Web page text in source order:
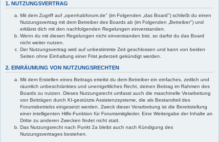
1. NUTZUNGSVERTRAG
Mit dem Zugriff auf „openhabforum.de" (im Folgenden „das Board") schließt du einen
Nutzungsvertrag mit dem Betreiber des Boards ab (im Folgenden „Betreiber") und
erklärst dich mit den nachfolgenden Regelungen einverstanden.
Wenn du mit diesen Regelungen nicht einverstanden bist, so darfst du das Board
nicht weiter nutzen.
Der Nutzungsvertrag wird auf unbestimmte Zeit geschlossen und kann von beiden
Seiten ohne Einhaltung einer Frist jederzeit gekündigt werden.
2. EINRÄUMUNG VON NUTZUNGSRECHTEN
Mit dem Erstellen eines Beitrags erteilst du dem Betreiber ein einfaches, zeitlich und
räumlich unbeschränktes und unentgeltliches Recht, deinen Beitrag im Rahmen des
Boards zu nutzen. Dieses Nutzungsrecht umfasst auch die maschinelle Verarbeitung
von Beiträgen durch KI-gestützte Assistenzsysteme, die als Bestandteil des
Forumsbetriebs eingesetzt werden. Zweck dieser Verarbeitung ist die Bereitstellung
einer intelligenten Hilfe-Funktion für Forumsmitglieder. Eine Weitergabe der Inhalte an
Dritte zu anderen Zwecken findet nicht statt.
Das Nutzungsrecht nach Punkt 2a bleibt auch nach Kündigung des
Nutzungsvertrages bestehen.